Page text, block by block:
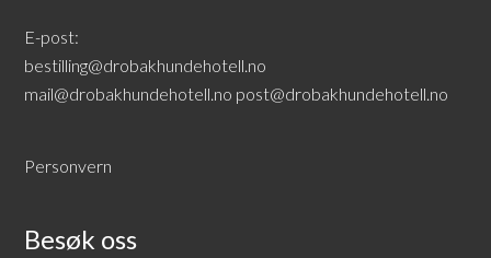
E-post:
bestilling@drobakhundehotell.no
mail@drobakhundehotell.no post@drobakhundehotell.no
Personvern
Besøk oss